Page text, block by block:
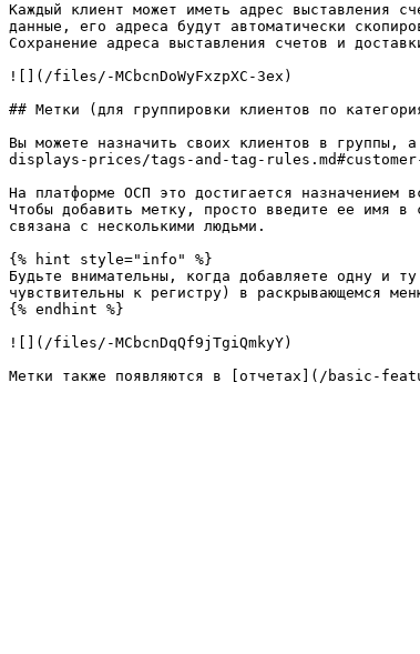
Каждый клиент может иметь адрес выставления
данные, его адреса будут автоматически
Сохранение адреса выставления счетов и
![](/files/-MCbcnDoWyFxzpXC-3ex)
## Метки (для группировки клиентов по
Вы можете назначить своих клиентов в
displays-prices/tags-and-tag-
На платформе ОСП это достигается
Чтобы добавить метку, просто введите ее имя
связана с несколькими людьми.
{% hint style="info" %}
Будьте внимательны, когда добавляете одну и
чувствительны к регистру) в раскрывающемся
{% endhint %}
![](/files/-MCbcnDqQf9jTgiQmkyY)